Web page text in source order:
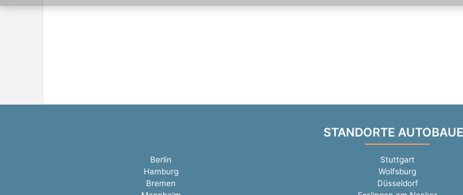
STANDORTE
Berlin Stuttgart
Hamburg
Wolfsburg
Bremen
Düsseldorf